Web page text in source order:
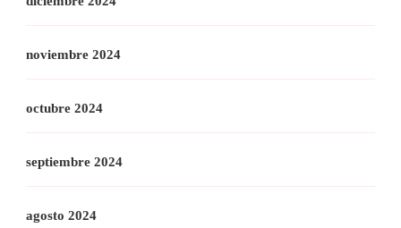
noviembre 2024
octubre 2024
septiembre 2024
agosto 2024